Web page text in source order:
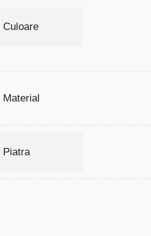
Culoare
Material
Piatra